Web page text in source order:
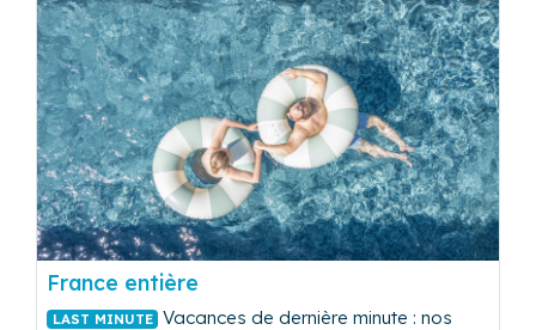
France entière
LAST MINUTE
Vacances de dernière minute : nos